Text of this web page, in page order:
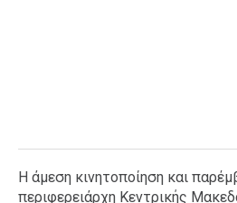
Η άμεση κινητοποίηση και
περιφερειάρχη Κεντρικής